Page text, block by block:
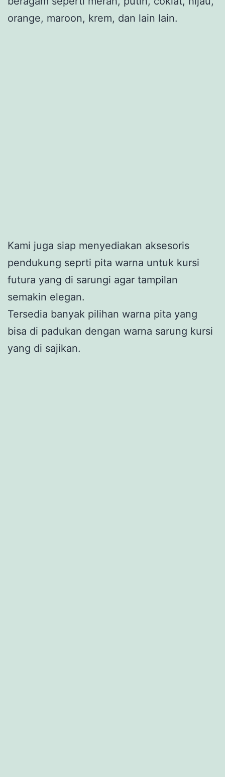
orange, maroon, krem, dan lain lain.
Kami juga siap menyediakan aksesoris
pendukung seprti pita warna untuk kursi
futura yang di sarungi agar tampilan
semakin elegan.
Tersedia banyak pilihan warna pita yang
bisa di padukan dengan warna sarung kursi
yang di sajikan.